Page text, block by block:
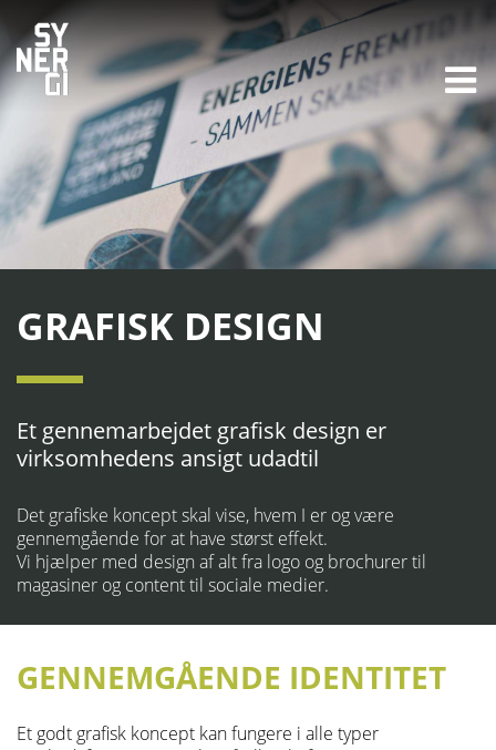
GRAFISK DESIGN
Et gennemarbejdet grafisk design er
virksomhedens ansigt udadtil
Det grafiske koncept skal vise, hvem I er og være
gennemgående for at have størst effekt.
Vi hjælper med design af alt fra logo og brochurer til
magasiner og content til sociale medier.
GENNEMGÅENDE IDENTITET
Et godt grafisk koncept kan fungere i alle typer